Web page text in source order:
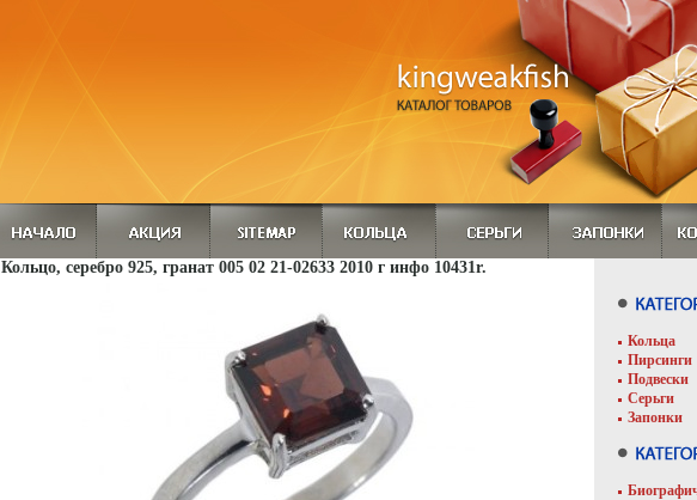
Кольцо, серебро 925, гранат 005 02 21-02633 2010 г инфо 10431r.
Кольца
Пирсинги
Подвески
Серьги
Запонки